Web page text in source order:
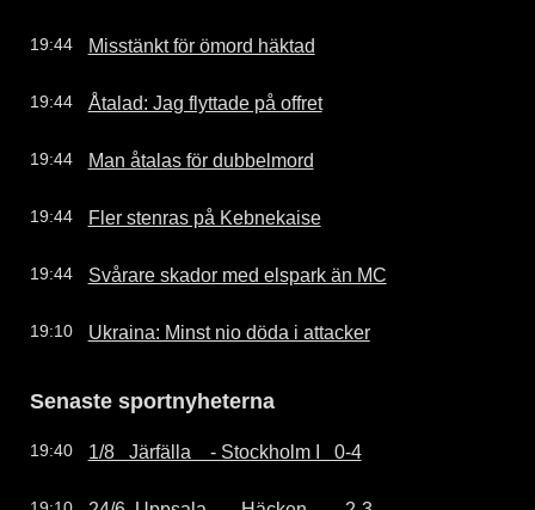
19:44 Misstänkt för ömord häktad
19:44 Åtalad: Jag flyttade på offret
19:44 Man åtalas för dubbelmord
19:44 Fler stenras på Kebnekaise
19:44 Svårare skador med elspark än MC
19:10 Ukraina: Minst nio döda i attacker
Senaste sportnyheterna
19:40 1/8   Järfälla    - Stockholm I   0-4